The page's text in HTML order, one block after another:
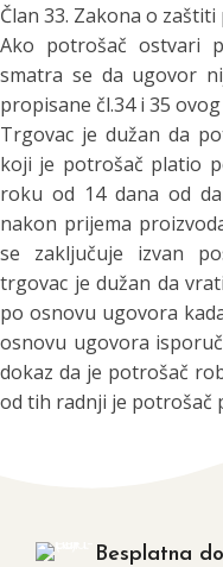
Član 33. Zakona o
Ako potrošač ostvari
smatra se da ugovor
propisane čl.34 i 35
Trgovac je dužan da
koji je potrošač platio
roku od 14 dana od
nakon prijema
se zaključuje izvan
trgovac je dužan da
po osnovu ugovora
osnovu ugovora
dokaz da je potrošač
od tih radnji je potrošač
Besplatna